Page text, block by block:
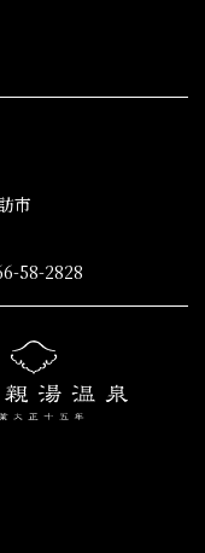
市
58-2828